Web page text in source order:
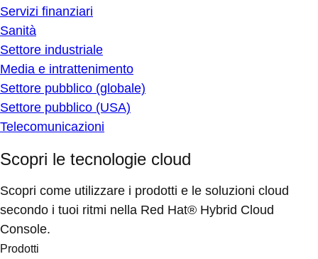
Servizi finanziari
Sanità
Settore industriale
Media e intrattenimento
Settore pubblico (globale)
Settore pubblico (USA)
Telecomunicazioni
Scopri le tecnologie cloud
Scopri come utilizzare i prodotti e le soluzioni cloud
secondo i tuoi ritmi nella Red Hat® Hybrid Cloud
Console.
Prodotti